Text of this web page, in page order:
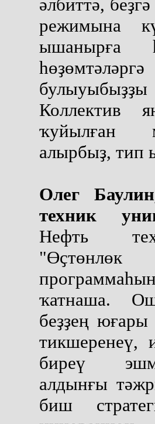
әлбиттә,
режимына
ышанырға
Коллектив
ҡуйылған
алырбыҙ, тип
Олег
техник
Нефть
ҡатнаша.
беҙҙең
тикшеренеү,
биреү
алдынғы
биш